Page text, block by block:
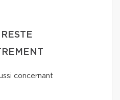
concernant